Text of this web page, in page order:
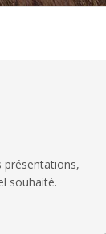
présentations,
souhaité.